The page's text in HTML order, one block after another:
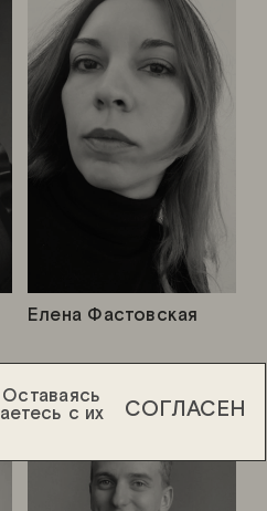
Елена Фастовская
Оставаясь
с их СОГЛАСЕН